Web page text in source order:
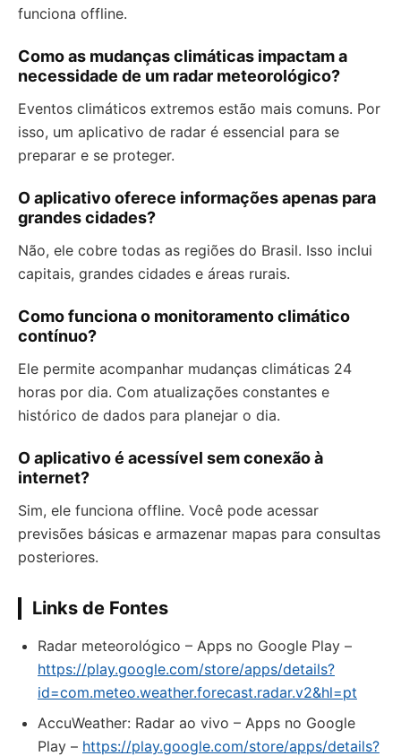
funciona offline.
Como as mudanças climáticas impactam a
necessidade de um radar meteorológico?
Eventos climáticos extremos estão mais comuns. Por
isso, um aplicativo de radar é essencial para se
preparar e se proteger.
O aplicativo oferece informações apenas para
grandes cidades?
Não, ele cobre todas as regiões do Brasil. Isso inclui
capitais, grandes cidades e áreas rurais.
Como funciona o monitoramento climático
contínuo?
Ele permite acompanhar mudanças climáticas 24
horas por dia. Com atualizações constantes e
histórico de dados para planejar o dia.
O aplicativo é acessível sem conexão à
internet?
Sim, ele funciona offline. Você pode acessar
previsões básicas e armazenar mapas para consultas
posteriores.
Links de Fontes
Radar meteorológico – Apps no Google Play –
https://play.google.com/store/apps/details?
id=com.meteo.weather.forecast.radar.v2&hl=pt
AccuWeather: Radar ao vivo – Apps no Google
Play – https://play.google.com/store/apps/details?